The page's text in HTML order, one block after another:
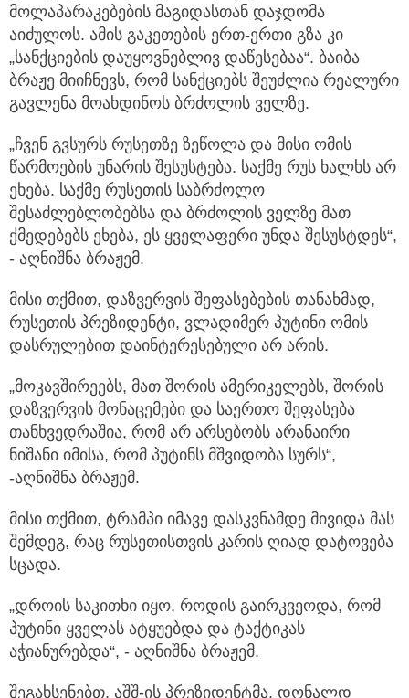
მოლაპარაკებების მაგიდასთან დაჯდომა
აიძულოს. ამის გაკეთების ერთ-ერთი გზა კი
„სანქციების დაუყოვნებლივ დაწესებაა“. ბაიბა
ბრაჟე მიიჩნევს, რომ სანქციებს შეუძლია რეალური
გავლენა მოახდინოს ბრძოლის ველზე.
„ჩვენ გვსურს რუსეთზე ზეწოლა და მისი ომის
წარმოების უნარის შესუსტება. საქმე რუს ხალხს არ
ეხება. საქმე რუსეთის საბრძოლო
შესაძლებლობებსა და ბრძოლის ველზე მათ
ქმედებებს ეხება, ეს ყველაფერი უნდა შესუსტდეს“,
- აღნიშნა ბრაჟემ.
მისი თქმით, დაზვერვის შეფასებების თანახმად,
რუსეთის პრეზიდენტი, ვლადიმერ პუტინი ომის
დასრულებით დაინტერესებული არ არის.
„მოკავშირეებს, მათ შორის ამერიკელებს, შორის
დაზვერვის მონაცემები და საერთო შეფასება
თანხვედრაშია, რომ არ არსებობს არანაირი
ნიშანი იმისა, რომ პუტინს მშვიდობა სურს“,
-აღნიშნა ბრაჟემ.
მისი თქმით, ტრამპი იმავე დასკვნამდე მივიდა მას
შემდეგ, რაც რუსეთისთვის კარის ღიად დატოვება
სცადა.
„დროის საკითხი იყო, როდის გაირკვეოდა, რომ
პუტინი ყველას ატყუებდა და ტაქტიკას
აჭიანურებდა“, - აღნიშნა ბრაჟემ.
შეგახსენებთ, აშშ-ის პრეზიდენტმა, დონალდ